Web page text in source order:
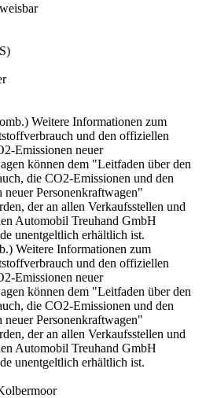
Weitere Informationen zum
und den offiziellen
Emissionen neuer
können dem "Leitfaden über den
die CO2-Emissionen und den
neuer Personenkraftwagen"
der an allen Verkaufsstellen und
Automobil Treuhand GmbH
unentgeltlich erhältlich ist.
Weitere Informationen zum
und den offiziellen
Emissionen neuer
können dem "Leitfaden über den
die CO2-Emissionen und den
neuer Personenkraftwagen"
der an allen Verkaufsstellen und
Automobil Treuhand GmbH
unentgeltlich erhältlich ist.